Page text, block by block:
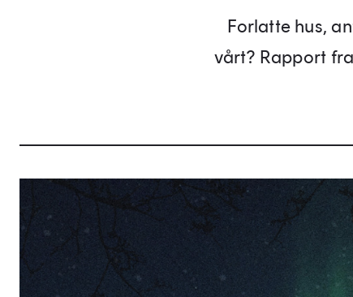
Forlatte hus,
vårt? Rapport